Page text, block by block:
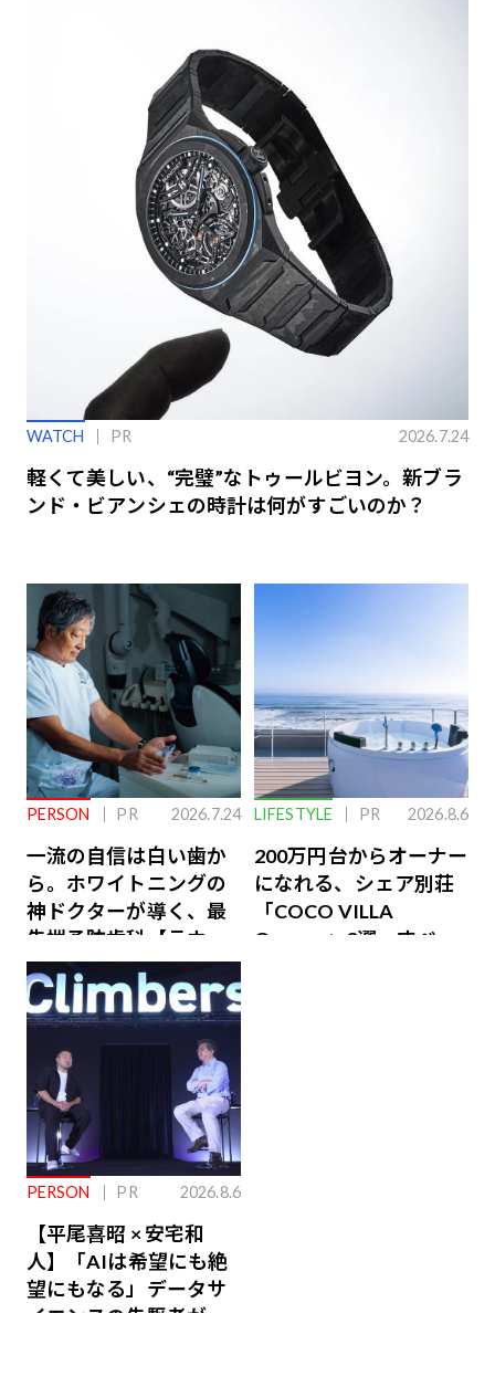
WATCH PR 2026.7.24
軽くて美しい、“完璧”なトゥールビヨン。新ブラ
ンド・ビアンシェの時計は何がすごいのか？
PERSON PR 2026.7.24
一流の自信は白い歯か
ら。ホワイトニングの
神ドクターが導く、最
先端予防歯科【ラウン
ジ会員特典あり】
LIFESTYLE PR 2026.8.6
200万円台からオーナー
になれる、シェア別荘
「COCO VILLA
Owners」3選。すべて
PERSON PR 2026.8.6
【平尾喜昭 × 安宅和
人】「AIは希望にも絶
望にもなる」データサ
イエンスの先駆者が語